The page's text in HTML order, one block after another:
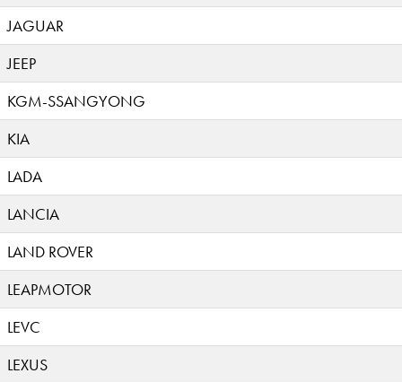
JAGUAR
JEEP
KGM-SSANGYONG
KIA
LADA
LANCIA
LAND ROVER
LEAPMOTOR
LEVC
LEXUS